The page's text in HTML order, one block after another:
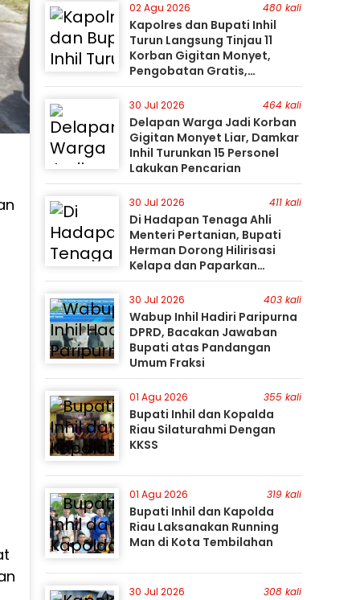
02 Agu 2026 480 kali
Kapolres dan Bupati Inhil
Turun Langsung Tinjau 11
Korban Gigitan Monyet,
Pengobatan Gratis,
Perburuan Terus Berlanjut
30 Jul 2026 464 kali
Delapan Warga Jadi Korban
Gigitan Monyet Liar, Damkar
Inhil Turunkan 15 Personel
Lakukan Pencarian
30 Jul 2026 411 kali
Di Hadapan Tenaga Ahli
Menteri Pertanian, Bupati
Herman Dorong Hilirisasi
Kelapa dan Paparkan
Besarnya Potensi Pertanian
Inhil
30 Jul 2026 403 kali
Wabup Inhil Hadiri Paripurna
DPRD, Bacakan Jawaban
Bupati atas Pandangan
Umum Fraksi
01 Agu 2026 355 kali
Bupati Inhil dan Kopalda
Riau Silaturahmi Dengan
KKSS
01 Agu 2026 319 kali
Bupati Inhil dan Kapolda
Riau Laksanakan Running
Man di Kota Tembilahan
30 Jul 2026 308 kali